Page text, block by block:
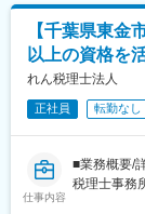
■働く環境
・年間休日
・残業月20
・私服・オ
・車通勤可能
名）
援、運用・
20代・30代
ョンの検証
入などを行
んでいます
現在、SE組
ェクトマネ
■当社につい
・最終利益
【千葉県東金
以上の資格を
れん税理士法人
正社員 転勤なし
仕事内容
■業務概要/
税理士事務